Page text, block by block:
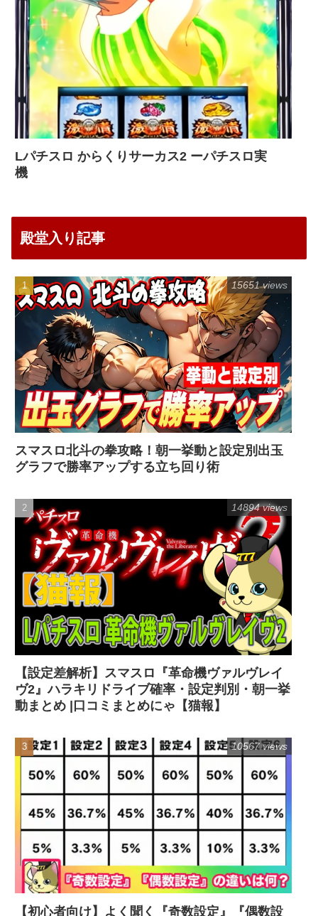
Lパチスロ からくりサーカス2 ーパチスロ実
機
殿堂入り記事
スマスロ北斗の拳攻略！朝一挙動と設定別出玉
グラフで勝率アップする立ち回り術
15651 views
【設定差解析】スマスロ『革命機ヴァルヴレイ
ヴ2』ハラキリドライブ確率・設定判別・朝一挙
動まとめ |口コミまとめにゃ【猫報】
14894 views
【初心者向け】よく聞く『奇数設定』『偶数設
10567 views